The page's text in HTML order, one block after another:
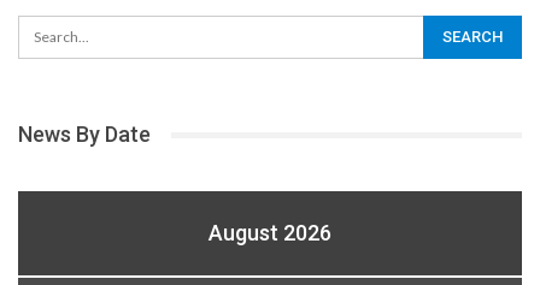
News By Date
August 2026